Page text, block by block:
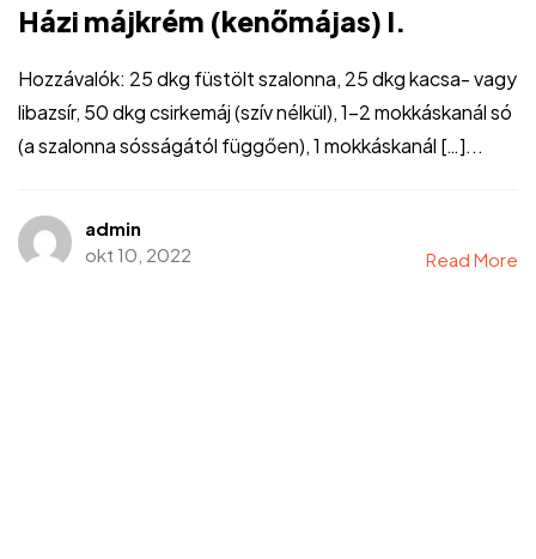
Házi májkrém (kenőmájas) I.
Hozzávalók: 25 dkg füstölt szalonna, 25 dkg kacsa- vagy
libazsír, 50 dkg csirkemáj (szív nélkül), 1-2 mokkáskanál só
(a szalonna sósságától függően), 1 mokkáskanál […]...
admin
okt 10, 2022
Read More